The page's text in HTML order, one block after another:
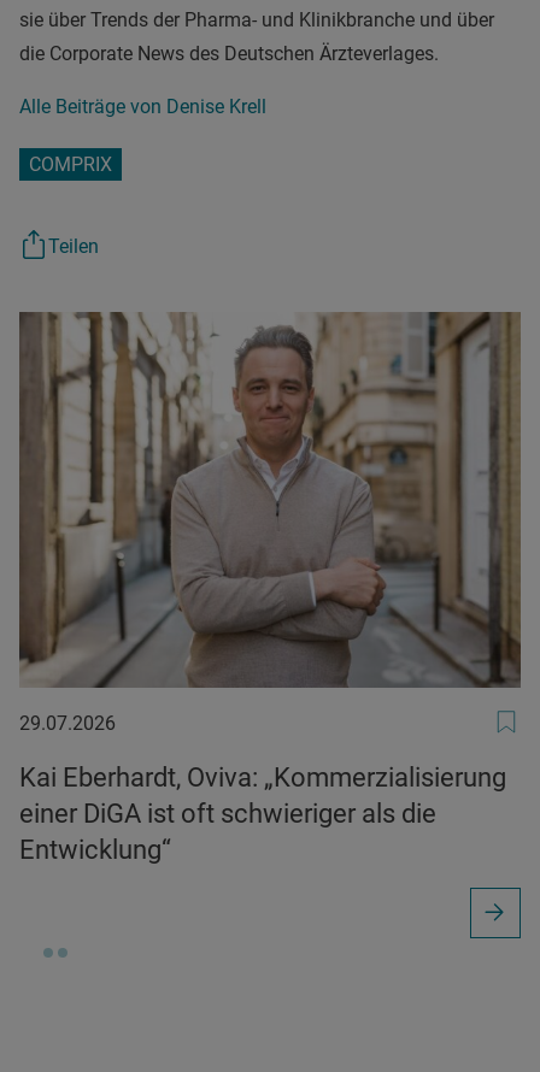
sie über Trends der Pharma- und Klinikbranche und über
die Corporate News des Deutschen Ärzteverlages.
Alle Beiträge von Denise Krell
COMPRIX
Teilen
29.07.2026
29.07.2026
Kai Eberhardt, Oviva: „Kommerzialisierung
einer DiGA ist oft schwieriger als die
Entwicklung“